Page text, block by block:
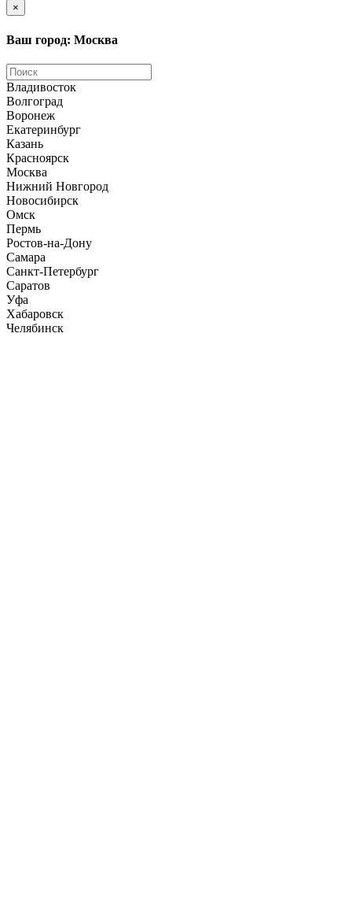
×
Ваш город: Москва
Владивосток
Волгоград
Воронеж
Екатеринбург
Казань
Красноярск
Москва
Нижний Новгород
Новосибирск
Омск
Пермь
Ростов-на-Дону
Самара
Санкт-Петербург
Саратов
Уфа
Хабаровск
Челябинск